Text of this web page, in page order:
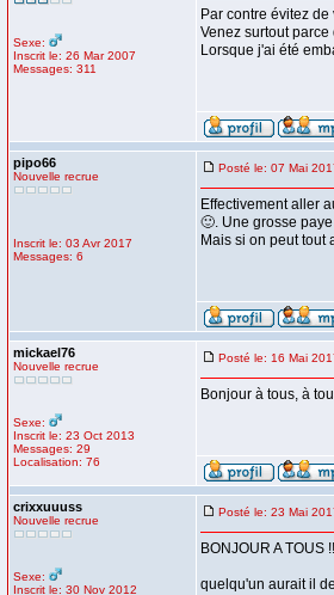
Sexe:
Inscrit le: 26 Mar 2007
Messages: 311
Par contre évitez
Venez surtout
Lorsque j'ai été
pipo66
Nouvelle recrue
Inscrit le: 03 Avr 2017
Messages: 6
Posté le: 07 Mai
Effectivement aller
🙂. Une grosse
Mais si on peut tout
mickael76
Nouvelle recrue
Sexe:
Inscrit le: 23 Oct 2013
Messages: 29
Localisation: 76
Posté le: 16 Mai
Bonjour à tous, à
crixxuuuss
Nouvelle recrue
Sexe:
Inscrit le: 30 Nov 2012
Posté le: 23 Mai
BONJOUR A TOUS !!
quelqu'un aurait il